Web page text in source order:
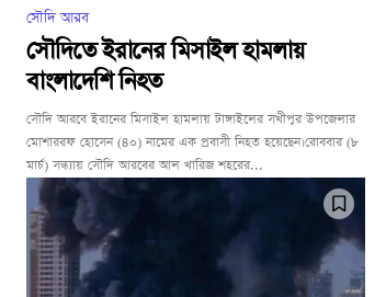
সৌদি আরব
সৌদিতে ইরানের মিসাইল হামলায়
বাংলাদেশি নিহত
সৌদি আরবে ইরানের মিসাইল হামলায় টাঙ্গাইলের সখীপুর উপজেলার
মোশাররফ হোসেন (৪০) নামের এক প্রবাসী নিহত হয়েছেন।রোববার (৮
মার্চ) সন্ধ্যায় সৌদি আরবের আল খারিজ শহরের...